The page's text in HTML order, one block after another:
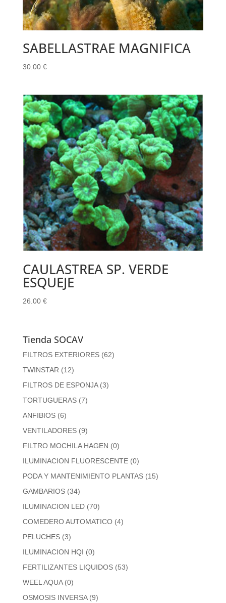
SABELLASTRAE MAGNIFICA
30.00 €
CAULASTREA SP. VERDE
ESQUEJE
26.00 €
Tienda SOCAV
FILTROS EXTERIORES (62)
TWINSTAR (12)
FILTROS DE ESPONJA (3)
TORTUGUERAS (7)
ANFIBIOS (6)
VENTILADORES (9)
FILTRO MOCHILA HAGEN (0)
ILUMINACION FLUORESCENTE (0)
PODA Y MANTENIMIENTO PLANTAS (15)
GAMBARIOS (34)
ILUMINACION LED (70)
COMEDERO AUTOMATICO (4)
PELUCHES (3)
ILUMINACION HQI (0)
FERTILIZANTES LIQUIDOS (53)
WEEL AQUA (0)
OSMOSIS INVERSA (9)